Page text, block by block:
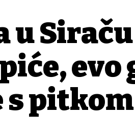
u
evo